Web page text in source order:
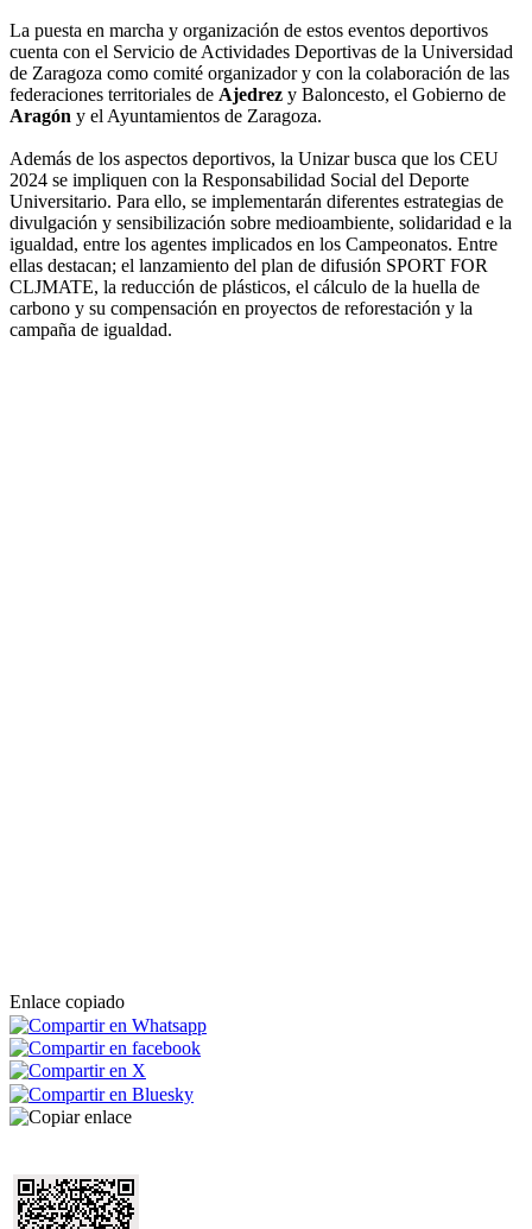
La puesta en marcha y organización de estos eventos deportivos
cuenta con el Servicio de Actividades Deportivas de la Universidad
de Zaragoza como comité organizador y con la colaboración de las
federaciones territoriales de Ajedrez y Baloncesto, el Gobierno de
Aragón y el Ayuntamientos de Zaragoza.
Además de los aspectos deportivos, la Unizar busca que los CEU
2024 se impliquen con la Responsabilidad Social del Deporte
Universitario. Para ello, se implementarán diferentes estrategias de
divulgación y sensibilización sobre medioambiente, solidaridad e la
igualdad, entre los agentes implicados en los Campeonatos. Entre
ellas destacan; el lanzamiento del plan de difusión SPORT FOR
CLJMATE, la reducción de plásticos, el cálculo de la huella de
carbono y su compensación en proyectos de reforestación y la
campaña de igualdad.
Enlace copiado